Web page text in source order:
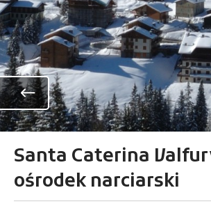
Santa Caterina
ośrodek narciarski